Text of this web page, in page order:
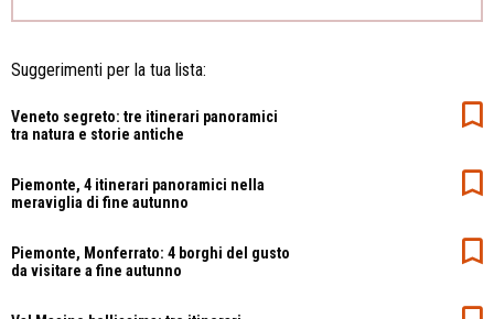
Suggerimenti per la tua lista:
Veneto segreto: tre itinerari panoramici
tra natura e storie antiche
Piemonte, 4 itinerari panoramici nella
meraviglia di fine autunno
Piemonte, Monferrato: 4 borghi del gusto
da visitare a fine autunno